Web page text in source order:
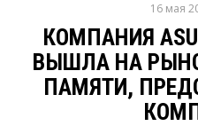
16 мая
КОМПАНИЯ
ВЫШЛА НА
ПАМЯТИ,